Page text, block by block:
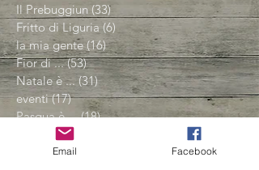
Il Prebuggiun (33) 33 post
Fritto di Liguria (6) 6 post
la mia gente (16)16 post
Fior di ... (53)53 post
Natale è ... (31)31 post
eventi (17)17 post
Pasqua è ... (18)18 post
Amico Albero
conservare, conservare, conservare (23)
Email Facebook